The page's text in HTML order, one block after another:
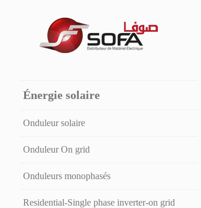
Énergie solaire
Onduleur solaire
Onduleur On grid
Onduleurs monophasés
Residential-Single phase inverter-on grid